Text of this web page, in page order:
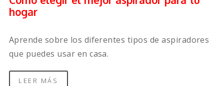
hogar
Aprende sobre los diferentes tipos de aspiradores
que puedes usar en casa.
LEER MÁS